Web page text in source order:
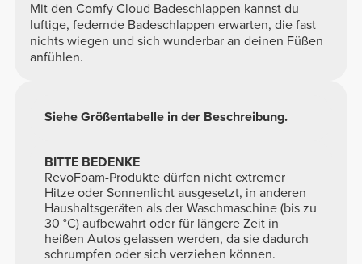
Mit den Comfy Cloud Badeschlappen kannst du
luftige, federnde Badeschlappen erwarten, die fast
nichts wiegen und sich wunderbar an deinen Füßen
anfühlen.
BITTE BEDENKE
RevoFoam-Produkte dürfen nicht extremer
Hitze oder Sonnenlicht ausgesetzt, in anderen
Haushaltsgeräten als der Waschmaschine (bis zu
30 °C) aufbewahrt oder für längere Zeit in
heißen Autos gelassen werden, da sie dadurch
schrumpfen oder sich verziehen können.
Siehe Größentabelle in der Beschreibung.